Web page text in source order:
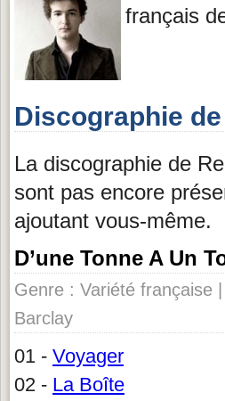
français
Discographie
La discographie de
sont pas encore
ajoutant vous-même.
D’une Tonne A Un
Genre : Variété française
Barclay
01 - Voyager
02 - La Boîte